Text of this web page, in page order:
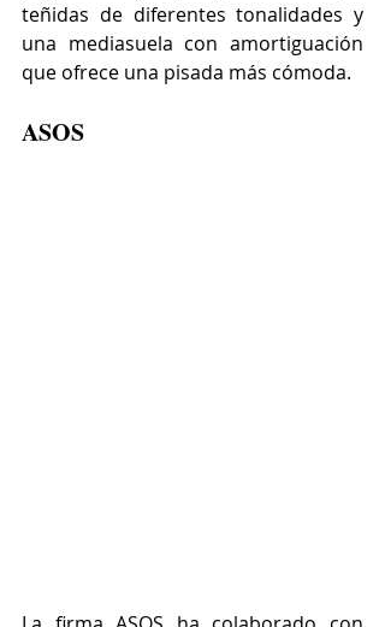
una mediasuela con amortiguación
que ofrece una pisada más cómoda.
ASOS